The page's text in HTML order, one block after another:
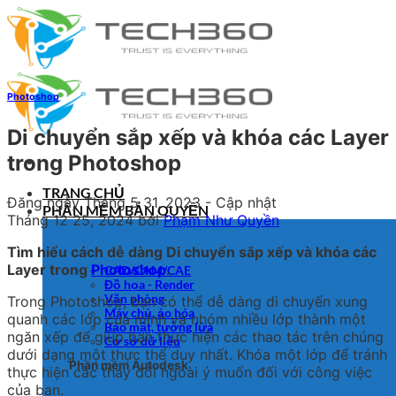
Bỏ
qua
nội
dung
TRANG CHỦ
PHẦN MỀM BẢN QUYỀN
CAD/CAM/CAE
Đồ họa - Render
Văn phòng
Máy chủ, ảo hóa
Bảo mật, tường lửa
Cơ sở dữ liệu
Phần mềm Autodesk
Photoshop
Di chuyển sắp xếp và khóa các Layer
trong Photoshop
Đăng ngàyTháng 5 31, 2023- Cập nhật
Tháng 12 25, 2024bởiPhạm Như Quyền
Tìm hiểu cách dễ dàng Di chuyển sắp xếp và khóa các
Layer trongPhotoshop.
Trong Photoshop, bạn có thể dễ dàng di chuyển xung
quanh các lớp của mình và nhóm nhiều lớp thành một
ngăn xếp để giúp bạn thực hiện các thao tác trên chúng
dưới dạng một thực thể duy nhất. Khóa một lớp để tránh
thực hiện các thay đổi ngoài ý muốn đối với công việc
của bạn.